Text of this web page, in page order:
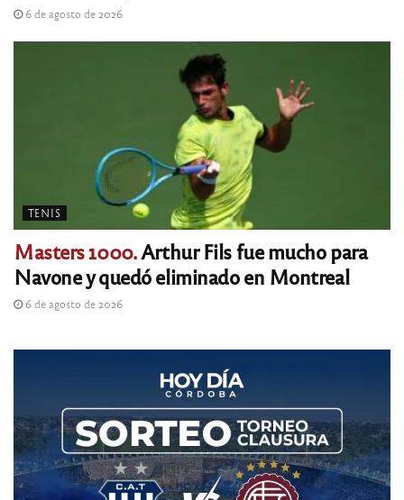
6 de agosto de 2026
TENIS
Masters 1000.Arthur Fils fue mucho para
Navone y quedó eliminado en Montreal
6 de agosto de 2026